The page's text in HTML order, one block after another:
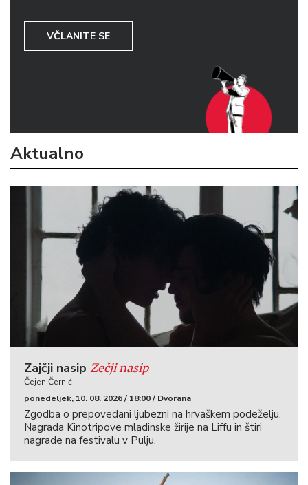
VČLANITE SE
Aktualno
Zajčji nasip Zečji nasip
Čejen Černić
ponedeljek, 10. 08. 2026 / 18:00 / Dvorana
Zgodba o prepovedani ljubezni na hrvaškem podeželju.
Nagrada Kinotripove mladinske žirije na Liffu in štiri
nagrade na festivalu v Pulju.